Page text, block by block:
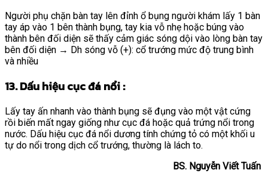
Người phụ chặn bàn tay lên đỉnh ổ bụng người khám lấy 1 bàn
tay áp vào 1 bên thành bụng, tay kia vỗ nhẹ hoặc búng vào
thành bên đối diện sẽ thấy cảm giác sóng dội vào lòng bàn tay
bên đối diện → Dh sóng vỗ (+): cổ trướng mức độ trung bình
và nhiều
13. Dấu hiệu cục đá nổi :
Lấy tay ấn nhanh vào thành bụng sẽ đụng vào một vật cứng
rồi biến mất ngay giống như cục đá hoặc quả trứng nổi trong
nước. Dấu hiệu cục đá nổi dương tính chứng tỏ có một khối u
tự do nổi trong dịch cổ trướng, thường là lách to.
BS. Nguyễn Viết Tuấn